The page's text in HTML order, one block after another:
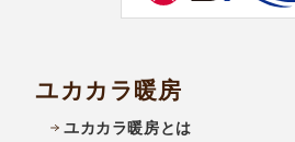
ユカカラ暖房
ユカカラ暖房とは